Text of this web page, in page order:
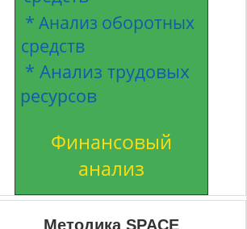
Методика SPACE